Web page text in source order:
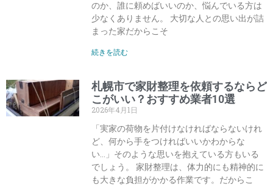
のか、誰に頼めばいいのか、悩んでいる方は
少なくありません。 大切な人との思い出が詰
まった家だからこそ
続きを読む
札幌市で家財整理を依頼するならど
こがいい？おすすめ業者10選
2026年4月1日
「実家の荷物を片付けなければならないけれ
ど、何から手をつければいいかわからな
い…」そのような思いを抱えている方もいる
でしょう。 家財整理は、体力的にも精神的に
も大きな負担がかかる作業です。だからこ